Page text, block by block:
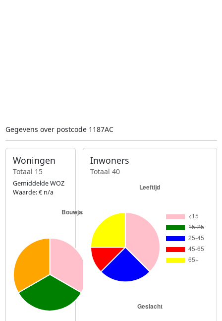
Gegevens over postcode 1187AC
Woningen
Totaal 15
Gemiddelde WOZ
Waarde: € n/a
Inwoners
Totaal 40